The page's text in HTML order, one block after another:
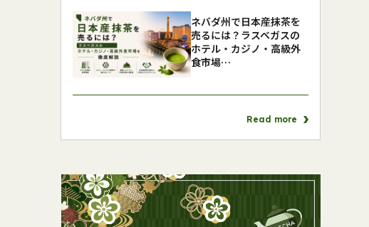
ネバダ州で日本産抹茶を
売るには？ラスベガスの
ホテル・カジノ・高級外
食市場…
Read more